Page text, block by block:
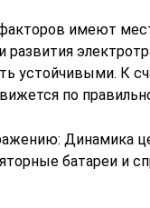
имеют
развития
устойчивыми. К
по
Динамика
батареи и